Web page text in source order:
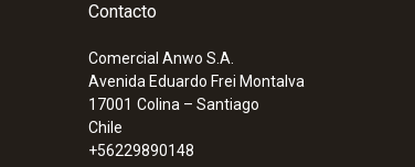
:0560 1063
Contacto
Comercial Anwo S.A.
Avenida Eduardo Frei Montalva
17001 Colina – Santiago
Chile
+56229890148